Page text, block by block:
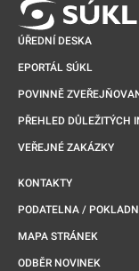
ÚŘEDNÍ DESKA
EPORTÁL SÚKL
POVINNĚ
PŘEHLED DŮLEŽITÝCH
VEŘEJNÉ ZAKÁZKY
KONTAKTY
PODATELNA /
MAPA STRÁNEK
ODBĚR NOVINEK